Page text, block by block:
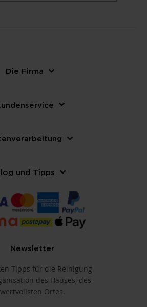
Die Firma
und Tipps
Newsletter
Tipps für die Reinigung
des Hauses, des
wertvollsten Ortes.